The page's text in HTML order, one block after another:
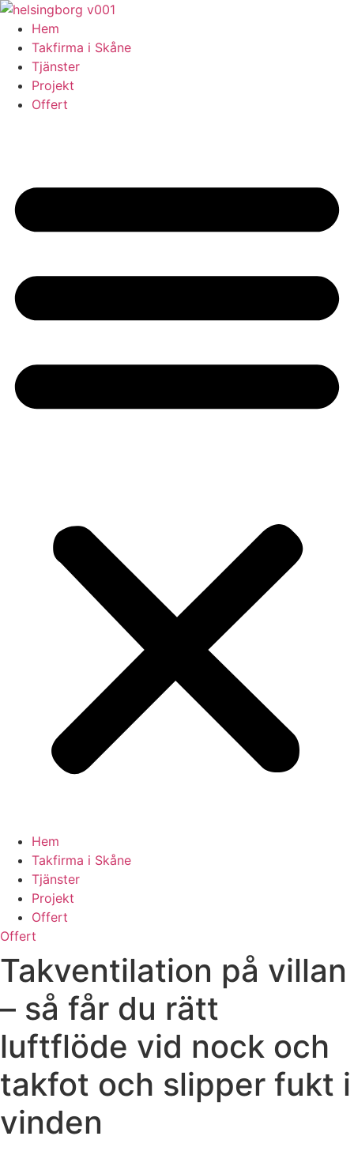
Skip
content
Hem
Takfirma i Skåne
Tjänster
Projekt
Offert
Hem
Takfirma i Skåne
Tjänster
Projekt
Offert
Offert
Takventilation på villan
– så får du rätt
luftflöde vid nock och
takfot och slipper fukt i
vinden